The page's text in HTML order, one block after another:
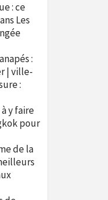
: ce
Les
:
| ville-
:
y faire
pour
de la